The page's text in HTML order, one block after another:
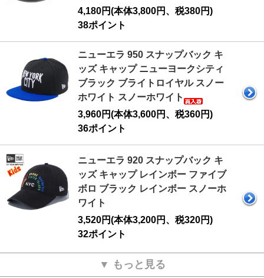
4,180円(本体3,800円、税380円)
38ポイント
ニューエラ 950 スナップバック キ
ッズ キャップ ニューヨークシティ
ブラック ブライトロイヤル スノー
ホワイト スノーホワイト
3,960円(本体3,600円、税360円)
36ポイント
ニューエラ 920 スナップバック キ
ッズ キャップ レインボー ファイブ
ボロ ブラック レインボー スノーホ
ワイト
3,520円(本体3,200円、税320円)
32ポイント
▼ もっと見る